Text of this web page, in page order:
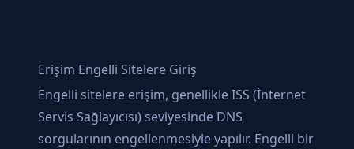
Erişim Engelli Sitelere Giriş
Engelli sitelere erişim, genellikle ISS (İnternet
Servis Sağlayıcısı) seviyesinde DNS
sorgularının engellenmesiyle yapılır. Engelli bir